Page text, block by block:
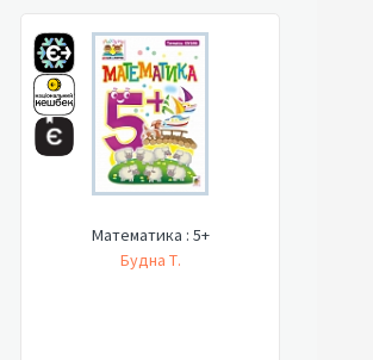
Математика : 5+
Будна Т.